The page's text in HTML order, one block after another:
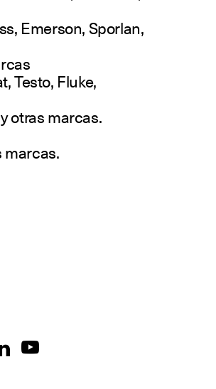
Emerson, Sporlan,
Testo, Fluke,
otras marcas.
marcas.